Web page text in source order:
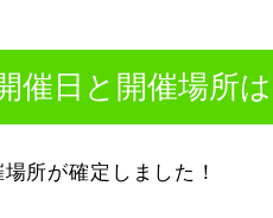
催日と開催場所は
所が確定しました！